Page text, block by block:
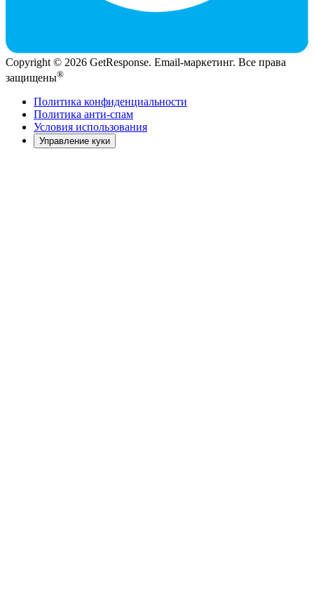
Copyright © 2026 GetResponse. Email-маркетинг. Все права
защищены®
Политика конфиденциальности
Политика анти-спам
Условия использования
Управление куки